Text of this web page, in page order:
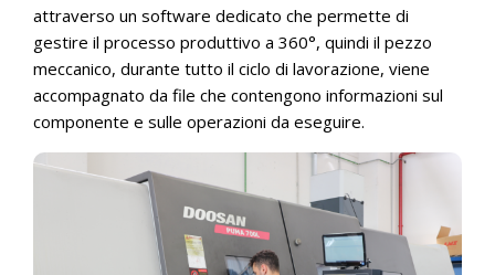
attraverso un software dedicato che permette di
gestire il processo produttivo a 360°, quindi il pezzo
meccanico, durante tutto il ciclo di lavorazione, viene
accompagnato da file che contengono informazioni sul
componente e sulle operazioni da eseguire.